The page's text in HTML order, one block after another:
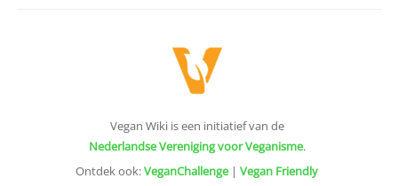
Vegan Wiki is een initiatief van de
Nederlandse Vereniging voor Veganisme.
Ontdek ook:VeganChallenge| Vegan Friendly